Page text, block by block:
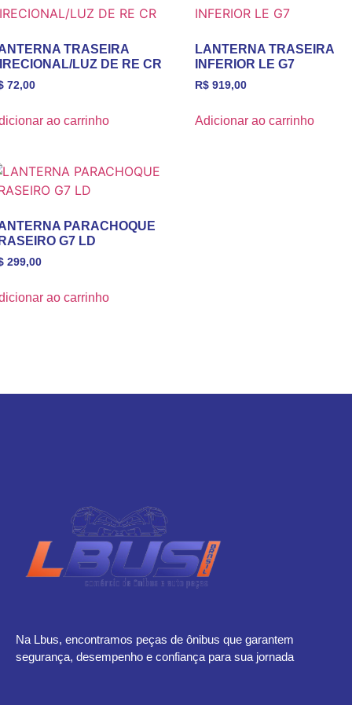
TRASEIRA
LUZ DE RE CR
72,00
ao carrinho
LANTERNA TRASEIRA
INFERIOR LE G7
R$919,00
Adicionar ao carrinho
PARACHOQUE
G7 LD
299,00
ao carrinho
Na Lbus, encontramos peças de ônibus que garantem
segurança, desempenho e confiança para sua jornada